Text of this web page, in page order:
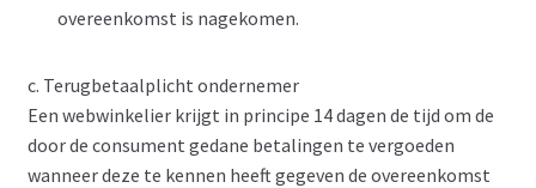
overeenkomst is nagekomen.
c. Terugbetaalplicht ondernemer
Een webwinkelier krijgt in principe 14 dagen de tijd om de
door de consument gedane betalingen te vergoeden
wanneer deze te kennen heeft gegeven de overeenkomst